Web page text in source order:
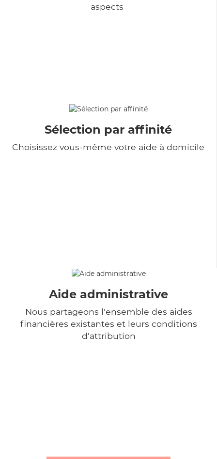
aspects
Sélection par affinité
Choisissez vous-même votre aide à domicile
Aide administrative
Nous partageons l'ensemble des aides
financières existantes et leurs conditions
d'attribution